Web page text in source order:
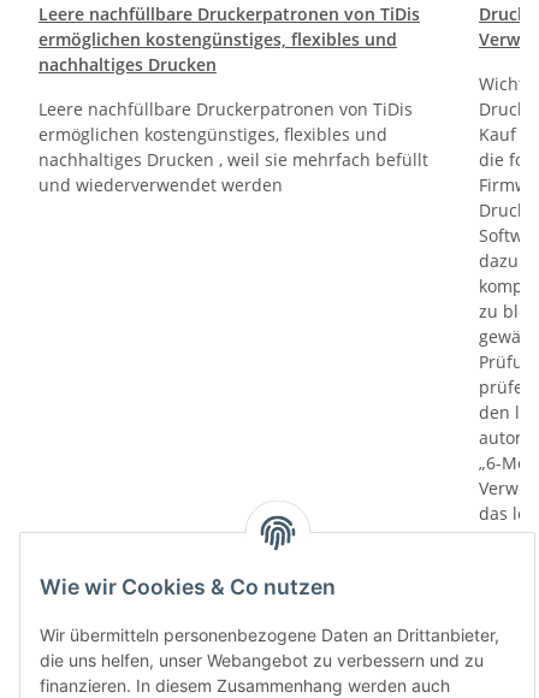
Leere nachfüllbare Druckerpatronen von TiDis
ermöglichen kostengünstiges, flexibles und
nachhaltiges Drucken
Leere nachfüllbare Druckerpatronen von TiDis
ermöglichen kostengünstiges, flexibles und
nachhaltiges Drucken , weil sie mehrfach befüllt
und wiederverwendet werden
Kauf
die
dazu
zu
prüfen
den
„6-
das
Wie wir Cookies & Co nutzen
Wir übermitteln personenbezogene Daten an Drittanbieter,
die uns helfen, unser Webangebot zu verbessern und zu
finanzieren. In diesem Zusammenhang werden auch